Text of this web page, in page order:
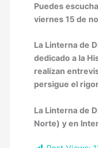
Puedes
viernes 15 de
La Linterna de
dedicado a la
realizan
persigue el
La Linterna de
Norte) y en